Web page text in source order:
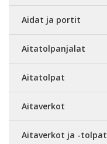
Aidat ja portit
Aitatolpanjalat
Aitatolpat
Aitaverkot
Aitaverkot ja -tolpat